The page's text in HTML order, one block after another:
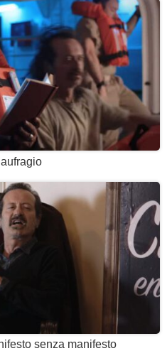
senza manifesto